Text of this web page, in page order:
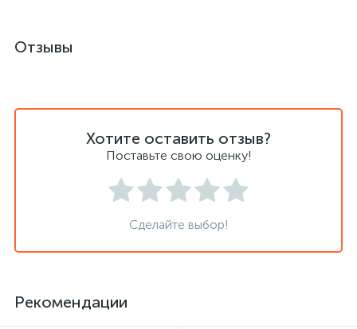
Отзывы
Хотите оставить отзыв?
Поставьте свою оценку!
Сделайте выбор!
Рекомендации